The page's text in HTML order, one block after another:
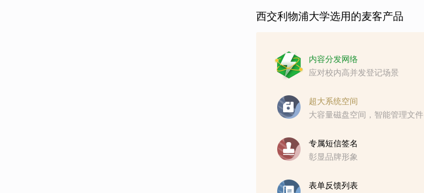
西交利物浦大学选用的麦客产品
内容分发网络
应对校内高并发登记场景
超大系统空间
大容量磁盘空间，智能管理文件
专属短信签名
彰显品牌形象
表单反馈列表